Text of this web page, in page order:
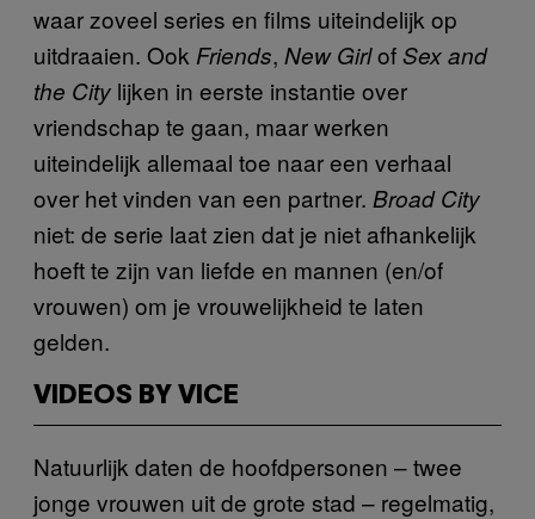
waar zoveel series en films uiteindelijk op
uitdraaien. Ook Friends, New GirlofSex and
the City lijken in eerste instantie over
vriendschap te gaan, maar werken
uiteindelijk allemaal toe naar een verhaal
over het vinden van een partner. Broad City
niet: de serie laat zien dat je niet afhankelijk
hoeft te zijn van liefde en mannen (en/of
vrouwen) om je vrouwelijkheid te laten
gelden.
VIDEOS BY VICE
Natuurlijk daten de hoofdpersonen – twee
jonge vrouwen uit de grote stad – regelmatig,